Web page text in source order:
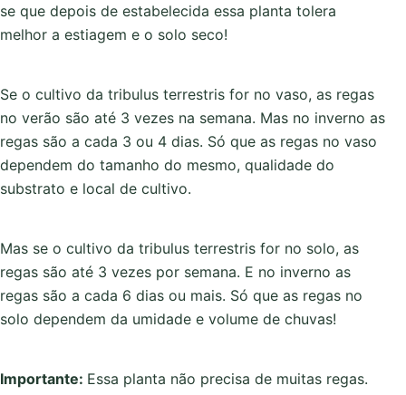
se que depois de estabelecida essa planta tolera
melhor a estiagem e o solo seco!
Se o cultivo da tribulus terrestris for no vaso, as regas
no verão são até 3 vezes na semana. Mas no inverno as
regas são a cada 3 ou 4 dias. Só que as regas no vaso
dependem do tamanho do mesmo, qualidade do
substrato e local de cultivo.
Mas se o cultivo da tribulus terrestris for no solo, as
regas são até 3 vezes por semana. E no inverno as
regas são a cada 6 dias ou mais. Só que as regas no
solo dependem da umidade e volume de chuvas!
Importante: Essa planta não precisa de muitas regas.